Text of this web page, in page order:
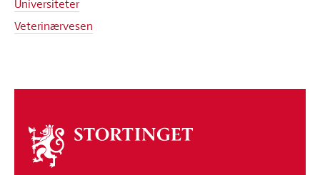
Universiteter
Veterinærvesen
Om
stortinget